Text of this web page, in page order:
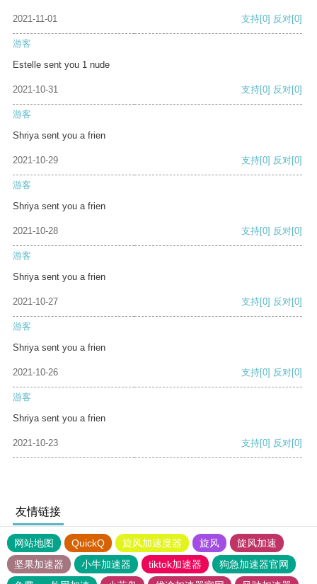
2021-11-01 支持[0] 反对[0]
游客
Estelle sent you 1 nude
2021-10-31 支持[0] 反对[0]
游客
Shriya sent you a frien
2021-10-29 支持[0] 反对[0]
游客
Shriya sent you a frien
2021-10-28 支持[0] 反对[0]
游客
Shriya sent you a frien
2021-10-27 支持[0] 反对[0]
游客
Shriya sent you a frien
2021-10-26 支持[0] 反对[0]
游客
Shriya sent you a frien
2021-10-23 支持[0] 反对[0]
友情链接
网站地图 QuickQ 旋风加速度器 旋风
旋风加速
坚果加速器
小牛加速器 tiktok加速器
狗急加速器官网